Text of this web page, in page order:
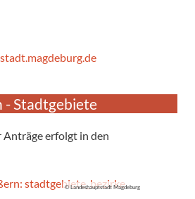
- Stadtgebiete
Anträge erfolgt in den
© Landeshauptstadt Magdeburg